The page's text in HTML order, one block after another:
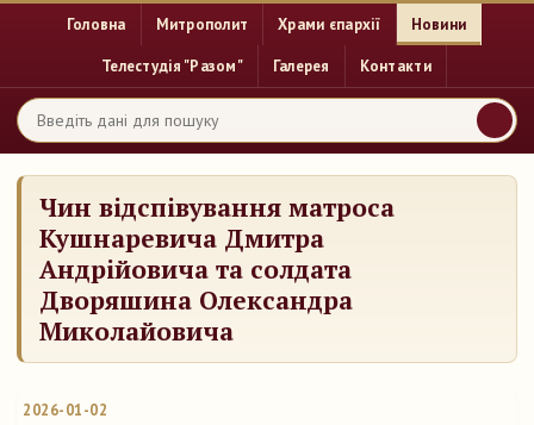
Головна Митрополит Храми єпархії Новини
Телестудія "Разом" Галерея Контакти
Чин відспівування матроса
Кушнаревича Дмитра
Андрійовича та солдата
Дворяшина Олександра
Миколайовича
2026-01-02